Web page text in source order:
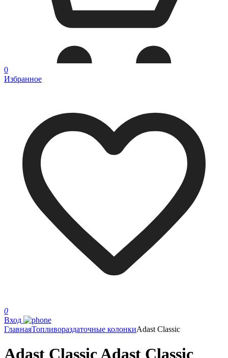
0
Избранное
0
Вход
ГлавнаяТопливораздаточные колонкиAdast Classic
Adast Classic Adast Classic